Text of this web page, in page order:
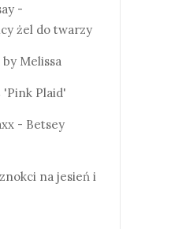
-
żel do twarzy
Melissa
'Pink Plaid'
- Betsey
na jesień i